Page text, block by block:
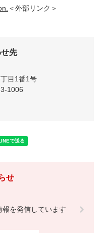
＜外部リンク＞
先
目1番1号
1006
せ
報を発信しています